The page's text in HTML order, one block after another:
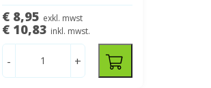
€ 8,95 exkl. mwst
€ 10,83 inkl. mwst.
- +